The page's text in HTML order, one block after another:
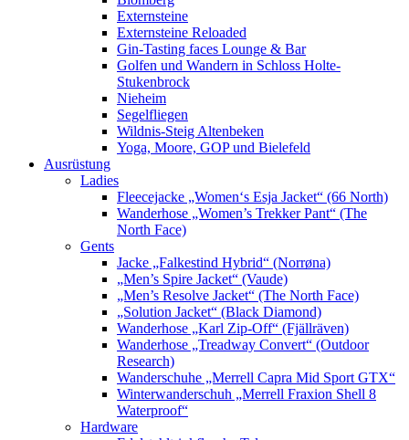
Externsteine
Externsteine Reloaded
Gin-Tasting faces Lounge & Bar
Golfen und Wandern in Schloss Holte-
Stukenbrock
Nieheim
Segelfliegen
Wildnis-Steig Altenbeken
Yoga, Moore, GOP und Bielefeld
Ausrüstung
Ladies
Fleecejacke „Women‘s Esja Jacket“ (66 North)
Wanderhose „Women’s Trekker Pant“ (The
North Face)
Gents
Jacke „Falkestind Hybrid“ (Norrøna)
„Men’s Spire Jacket“ (Vaude)
„Men’s Resolve Jacket“ (The North Face)
„Solution Jacket“ (Black Diamond)
Wanderhose „Karl Zip-Off“ (Fjällräven)
Wanderhose „Treadway Convert“ (Outdoor
Research)
Wanderschuhe „Merrell Capra Mid Sport GTX“
Winterwanderschuh „Merrell Fraxion Shell 8
Waterproof“
Hardware